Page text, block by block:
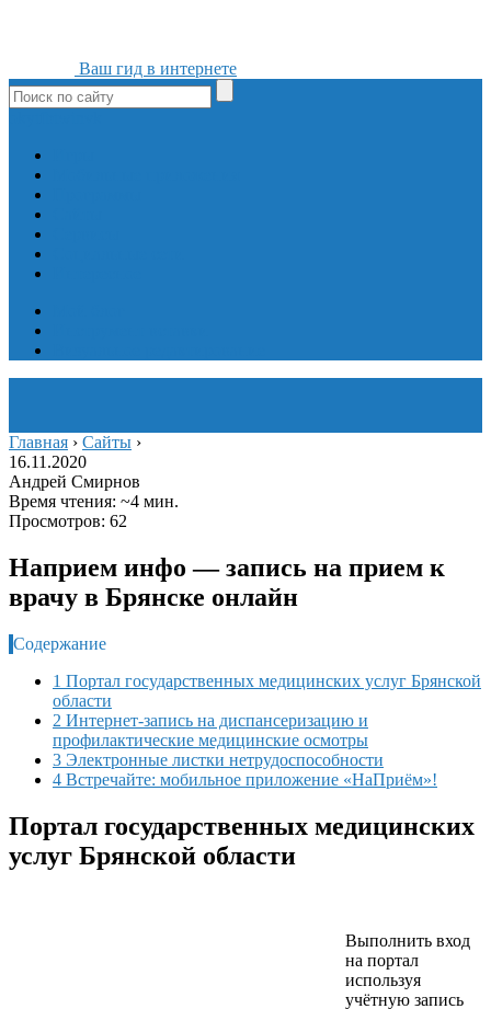
Ваш гид в интернете
Главная › Сайты ›
16.11.2020
Андрей Смирнов
Время чтения: ~4 мин.
Просмотров: 62
Наприем инфо — запись на прием к
врачу в Брянске онлайн
Содержание
1 Портал государственных медицинских услуг Брянской
области
2 Интернет-запись на диспансеризацию и
профилактические медицинские осмотры
3 Электронные листки нетрудоспособности
4 Встречайте: мобильное приложение «НаПриём»!
Портал государственных медицинских
услуг Брянской области
Выполнить вход
на портал
используя
учётную запись